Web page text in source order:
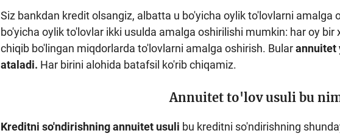
Siz bankdan kredit olsangiz, albatta u bo'yicha oylik to'lovlarni amalga
bo'yicha oylik to'lovlar ikki usulda amalga oshirilishi mumkin: har oy
chiqib bo'lingan miqdorlarda to'lovlarni amalga oshirish. Bularannuitet
ataladi. Har birini alohida batafsil ko'rib chiqamiz.
Annuitet to'lov usuli bu
Kreditni so'ndirishning annuitet usuli bu kreditni so'ndirishning